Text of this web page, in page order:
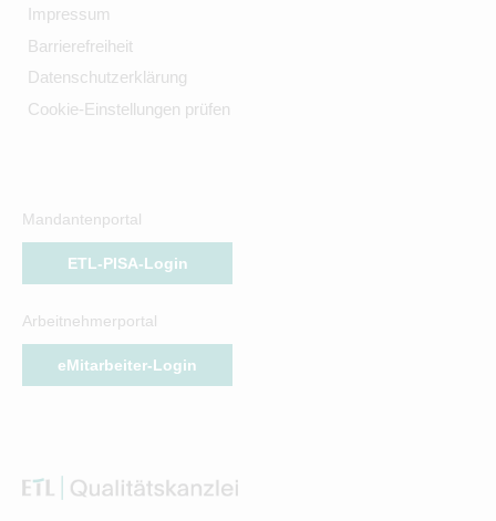
Impressum
Barrierefreiheit
Datenschutzerklärung
Cookie-Einstellungen prüfen
Mandantenportal
ETL-PISA-Login
Arbeitnehmerportal
eMitarbeiter-Login